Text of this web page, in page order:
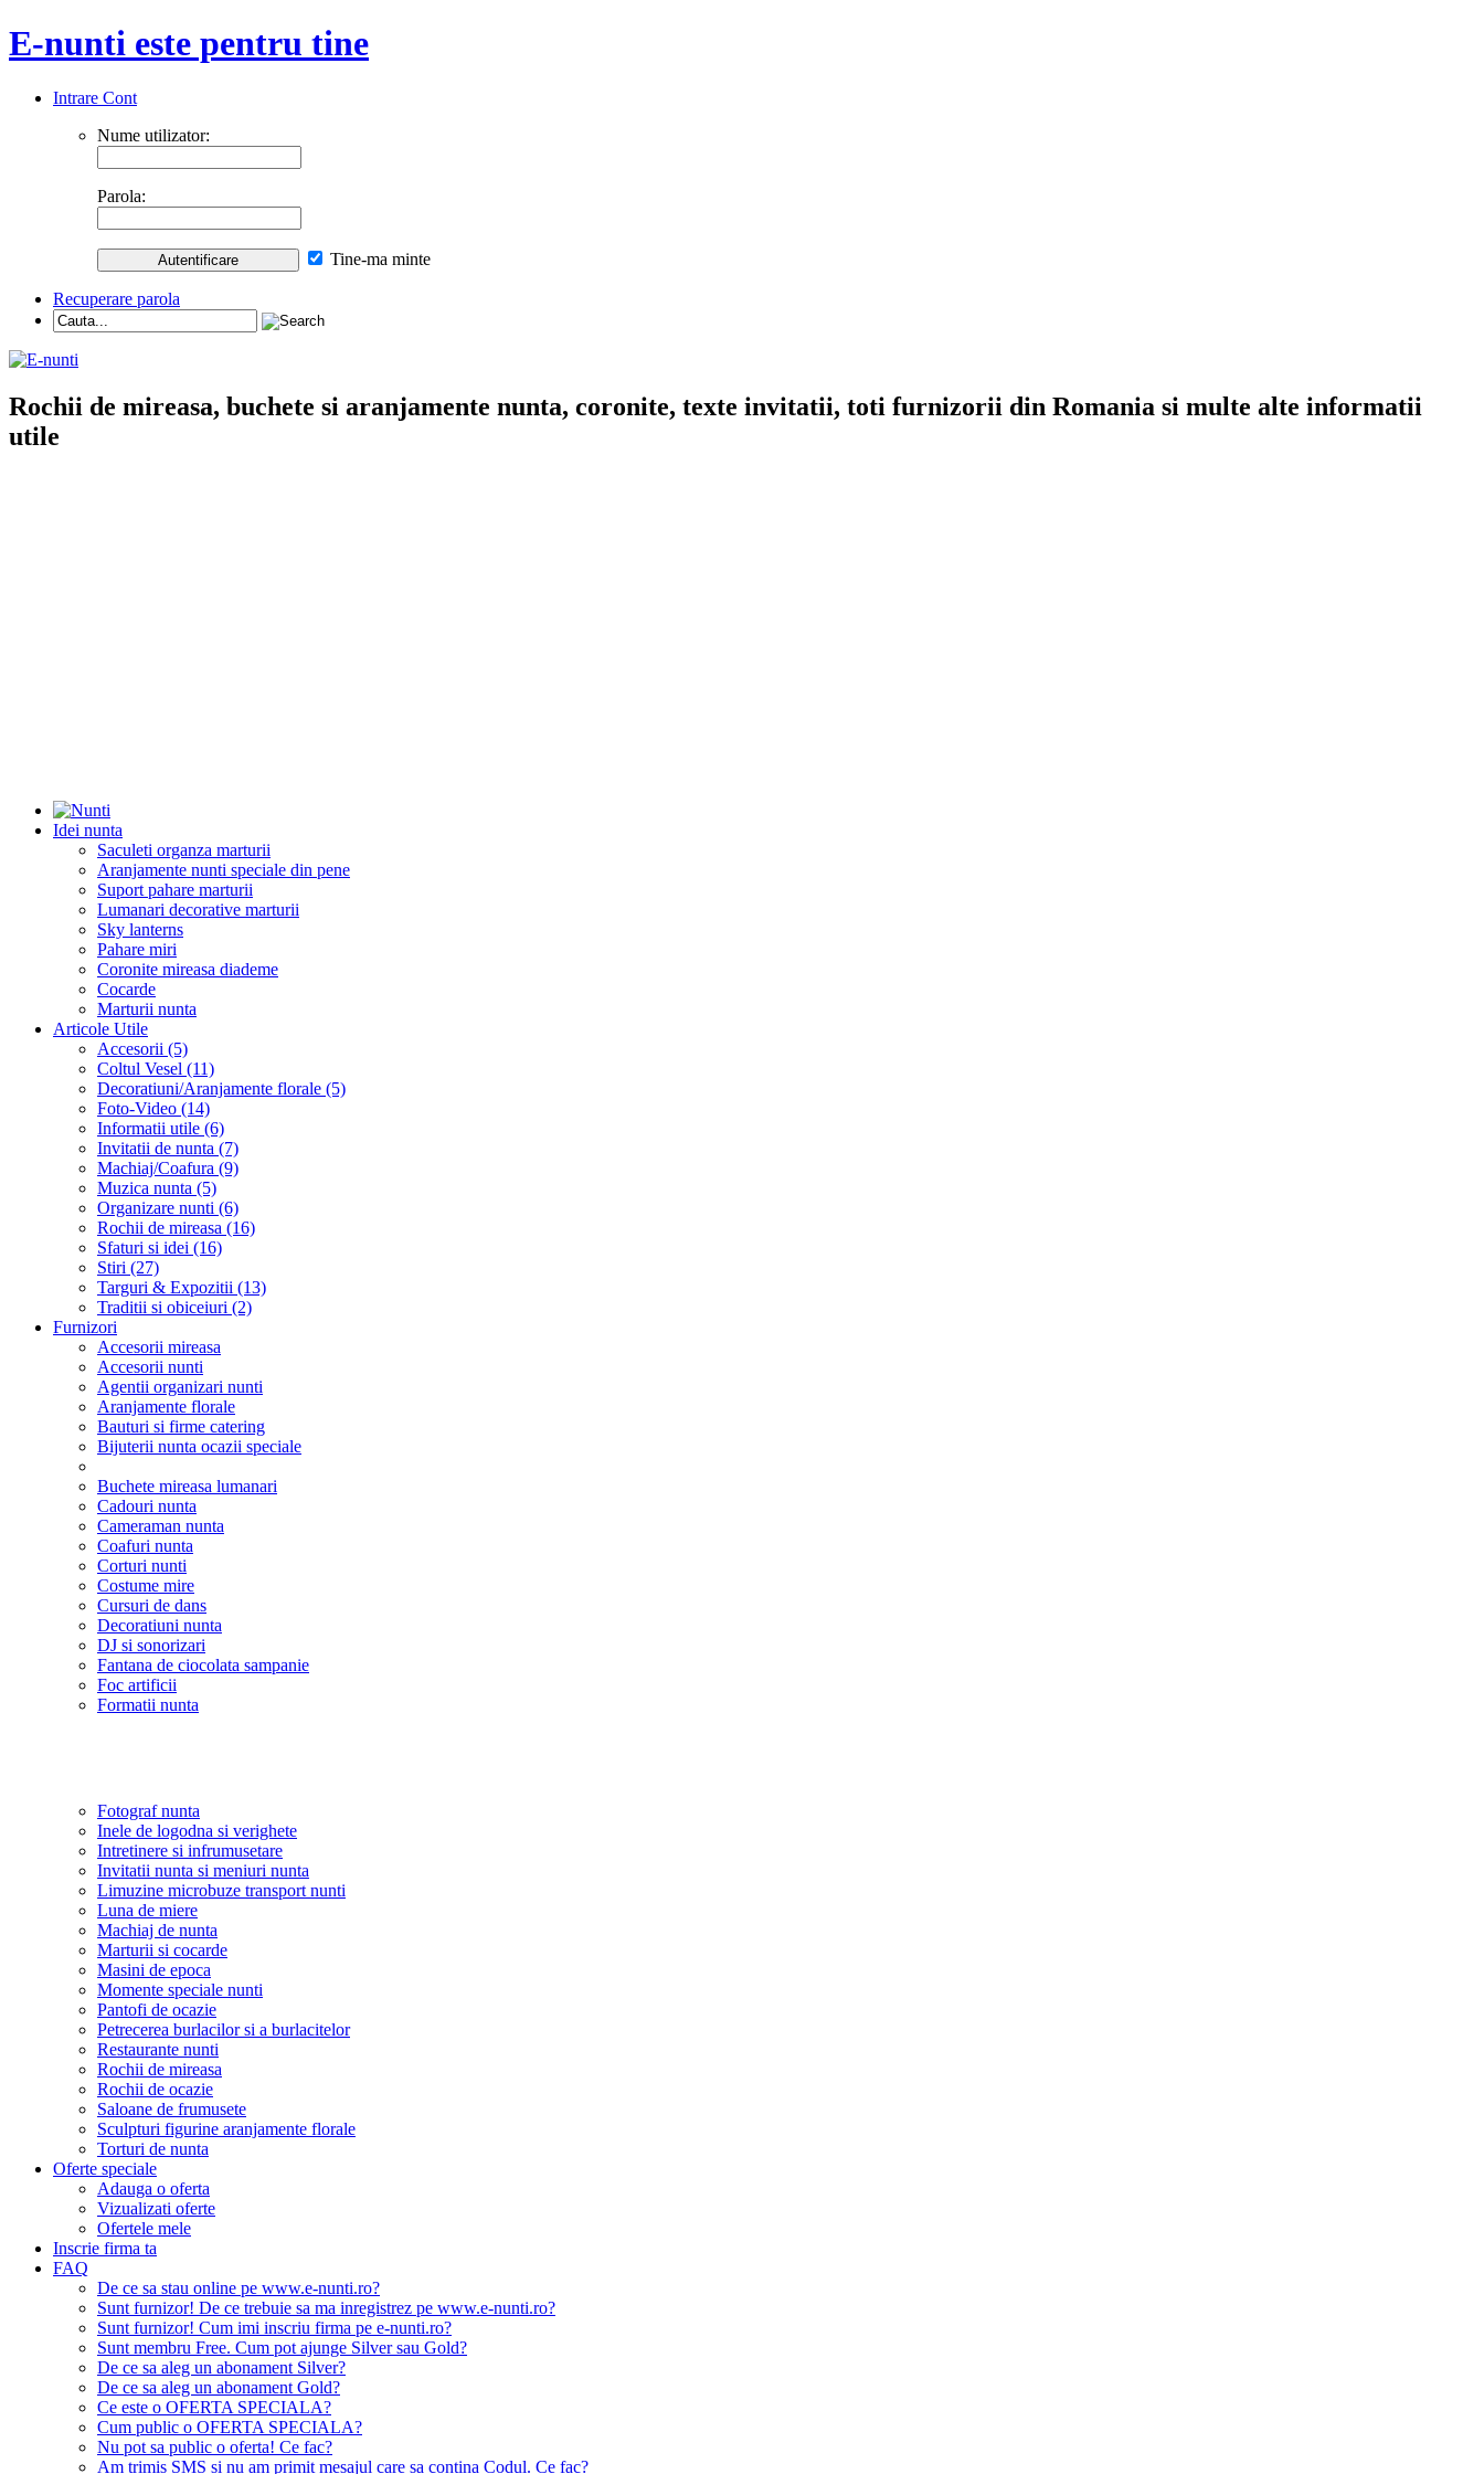
E-nunti este pentru tine
Intrare Cont
Nume utilizator:
Parola:
Tine-ma minte
Recuperare parola
Rochii de mireasa, buchete si aranjamente nunta, coronite, texte invitatii, toti furnizorii din Romania si multe alte informatii
utile
Idei nunta
Saculeti organza marturii
Aranjamente nunti speciale din pene
Suport pahare marturii
Lumanari decorative marturii
Sky lanterns
Pahare miri
Coronite mireasa diademe
Cocarde
Marturii nunta
Articole Utile
Accesorii (5)
Coltul Vesel (11)
Decoratiuni/Aranjamente florale (5)
Foto-Video (14)
Informatii utile (6)
Invitatii de nunta (7)
Machiaj/Coafura (9)
Muzica nunta (5)
Organizare nunti (6)
Rochii de mireasa (16)
Sfaturi si idei (16)
Stiri (27)
Targuri & Expozitii (13)
Traditii si obiceiuri (2)
Furnizori
Accesorii mireasa
Accesorii nunti
Agentii organizari nunti
Aranjamente florale
Bauturi si firme catering
Bijuterii nunta ocazii speciale
Buchete mireasa lumanari
Cadouri nunta
Cameraman nunta
Coafuri nunta
Corturi nunti
Costume mire
Cursuri de dans
Decoratiuni nunta
DJ si sonorizari
Fantana de ciocolata sampanie
Foc artificii
Formatii nunta
Fotograf nunta
Inele de logodna si verighete
Intretinere si infrumusetare
Invitatii nunta si meniuri nunta
Limuzine microbuze transport nunti
Luna de miere
Machiaj de nunta
Marturii si cocarde
Masini de epoca
Momente speciale nunti
Pantofi de ocazie
Petrecerea burlacilor si a burlacitelor
Restaurante nunti
Rochii de mireasa
Rochii de ocazie
Saloane de frumusete
Sculpturi figurine aranjamente florale
Torturi de nunta
Oferte speciale
Adauga o oferta
Vizualizati oferte
Ofertele mele
Inscrie firma ta
FAQ
De ce sa stau online pe www.e-nunti.ro?
Sunt furnizor! De ce trebuie sa ma inregistrez pe www.e-nunti.ro?
Sunt furnizor! Cum imi inscriu firma pe e-nunti.ro?
Sunt membru Free. Cum pot ajunge Silver sau Gold?
De ce sa aleg un abonament Silver?
De ce sa aleg un abonament Gold?
Ce este o OFERTA SPECIALA?
Cum public o OFERTA SPECIALA?
Nu pot sa public o oferta! Ce fac?
Am trimis SMS si nu am primit mesajul care sa contina Codul. Ce fac?